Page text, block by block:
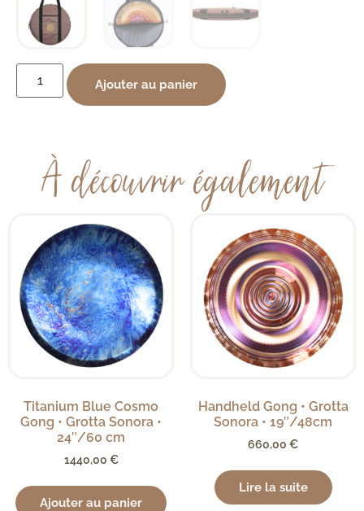
Ajouter au panier
À découvrir également
Titanium Blue Cosmo
Gong • Grotta Sonora •
24″/60 cm
1440,00 €
Ajouter au panier
Handheld Gong • Grotta
Sonora • 19″/48cm
660,00 €
Lire la suite